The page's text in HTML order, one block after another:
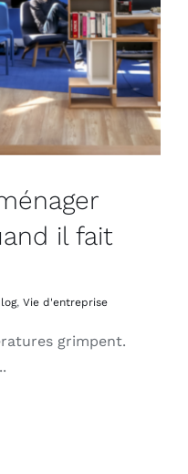
il fait
, Vie d'entreprise
grimpent.